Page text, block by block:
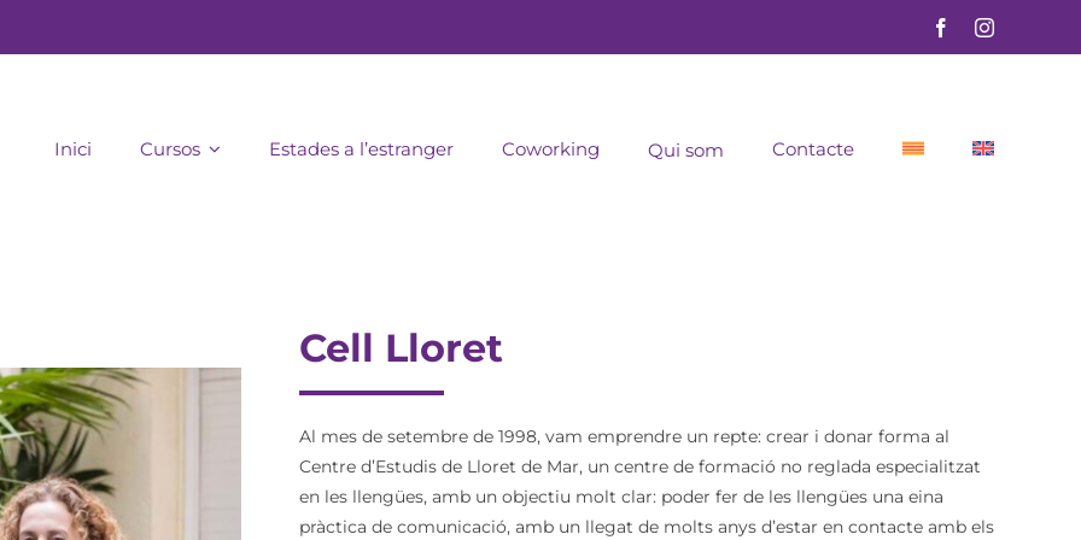
Inici Cursos Estades a l’estranger Coworking Qui som Contacte
Cell Lloret
Al mes de setembre de 1998, vam emprendre un repte: crear i donar forma al
Centre d’Estudis de Lloret de Mar, un centre de formació no reglada especialitzat
en les llengües, amb un objectiu molt clar: poder fer de les llengües una eina
pràctica de comunicació, amb un llegat de molts anys d’estar en contacte amb els